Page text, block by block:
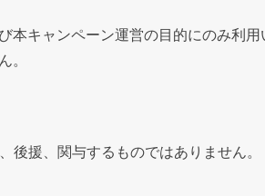
本キャンペーン運営の目的にのみ利
後援、関与するものではありません。